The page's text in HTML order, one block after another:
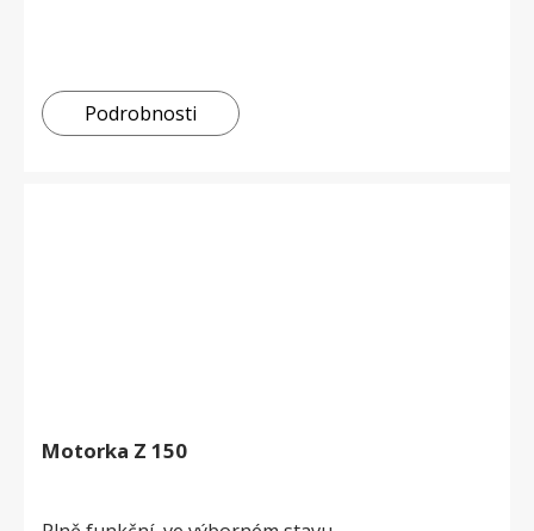
Podrobnosti
Motorka Z 150